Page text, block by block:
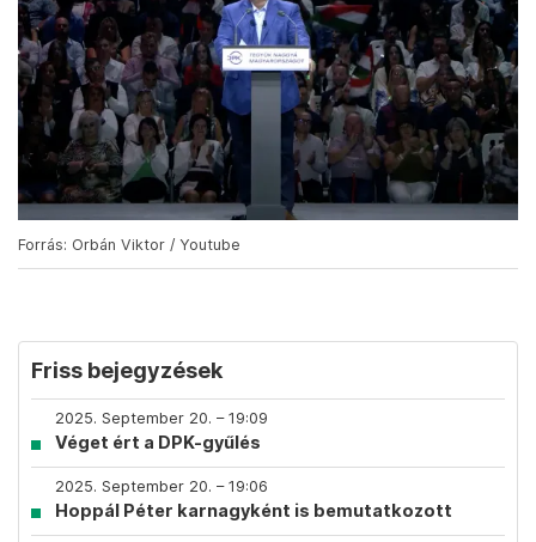
Forrás: Orbán Viktor / Youtube
Friss bejegyzések
2025. September 20. – 19:09
Véget ért a DPK-gyűlés
2025. September 20. – 19:06
Hoppál Péter karnagyként is bemutatkozott